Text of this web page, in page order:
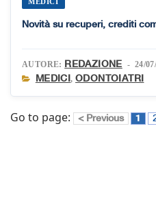
Novità su recuperi, crediti
AUTORE: REDAZIONE - 24/
MEDICI,ODONTOIATRI
Go to page: < Previous 1